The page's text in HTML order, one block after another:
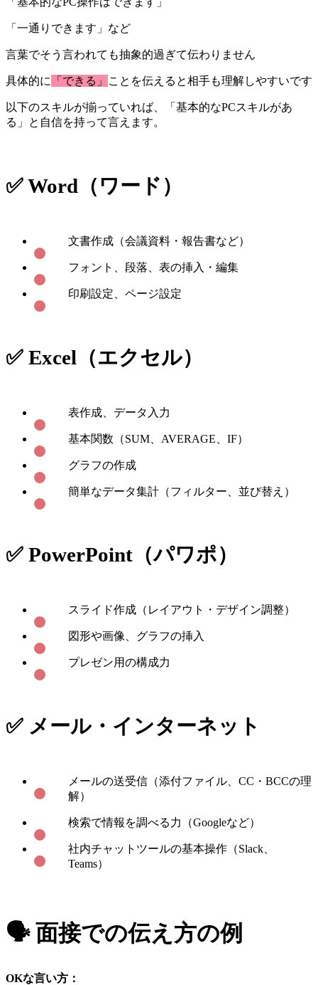
「一通りできます」など
言葉でそう言われても抽象的過ぎて伝わりません
具体的に 「できる」 ことを伝えると相手も理解しやすいです
以下のスキルが揃っていれば、「基本的なPCスキルがあ
る」と自信を持って言えます。
✅ Word（ワード）
文書作成（会議資料・報告書など）
フォント、段落、表の挿入・編集
印刷設定、ページ設定
✅ Excel（エクセル）
表作成、データ入力
基本関数（SUM、AVERAGE、IF）
グラフの作成
簡単なデータ集計（フィルター、並び替え）
✅ PowerPoint（パワポ）
スライド作成（レイアウト・デザイン調整）
図形や画像、グラフの挿入
プレゼン用の構成力
✅ メール・インターネット
メールの送受信（添付ファイル、CC・BCCの理
解）
検索で情報を調べる力（Googleなど）
社内チャットツールの基本操作（Slack、
Teams）
🗣 面接での伝え方の例
OKな言い方：